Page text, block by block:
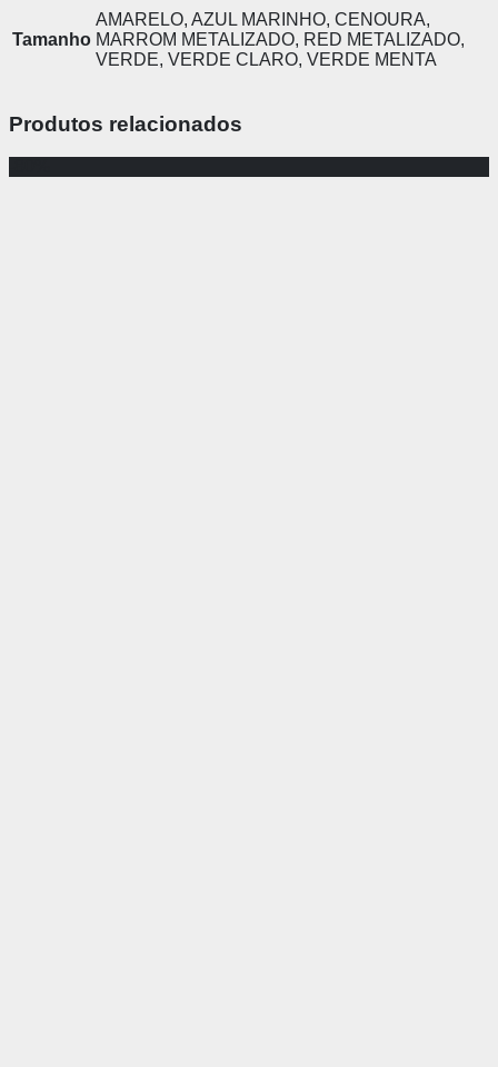
Tamanho
AMARELO, AZUL MARINHO, CENOURA,
MARROM METALIZADO, RED METALIZADO,
VERDE, VERDE CLARO, VERDE MENTA
Produtos relacionados